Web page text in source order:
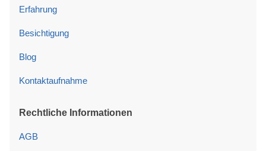
Erfahrung
Besichtigung
Blog
Kontaktaufnahme
Rechtliche Informationen
AGB